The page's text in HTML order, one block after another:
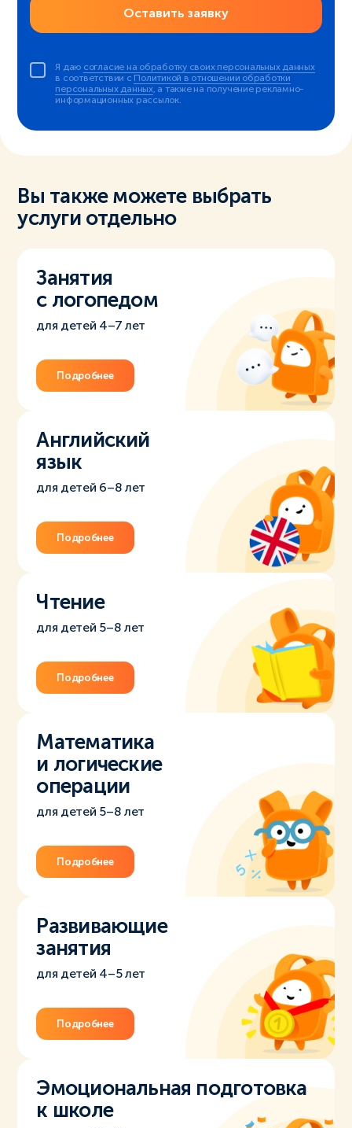
Оставить заявку
Я даю согласие на обработку своих персональных данных
в соответствии с Политикой в отношении обработки
персональных данных, а также на получение рекламно-
информационных рассылок.
Вы также можете выбрать
услуги отдельно
Занятия
с логопедом
для детей 4–7 лет
Подробнее
Английский
язык
для детей 6–8 лет
Подробнее
Чтение
для детей 5–8 лет
Подробнее
Математика
и логические
операции
для детей 5–8 лет
Подробнее
Развивающие
занятия
для детей 4–5 лет
Подробнее
Эмоциональная подготовка
к школе